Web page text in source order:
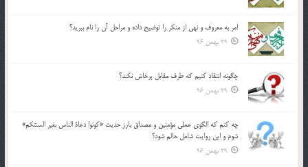
امر به معروف و نهي از منكر را توضيح داده و مراحل آن را نام ببريد؟
29 بهمن 96
چگونه انتقاد كنيم كه طرف مقابل پرخاش نكند؟
29 بهمن 96
چه كنم كه الگوي عملي مؤمنين و مصداق بارز حديث «كونوا دعاة الناس بغير السنتكم»
شوم و اين روايت شامل حالم شود؟
29 بهمن 96